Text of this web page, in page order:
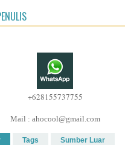
+628155737755
Mail : ahocool@gmail.com
Tags Sumber Luar